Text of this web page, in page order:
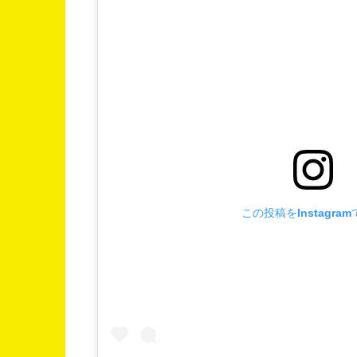
この投稿をInstagram